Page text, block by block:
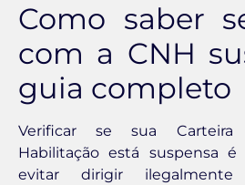
Como saber
com a CNH
guia completo
Verificar se sua Carteira
Habilitação está suspensa é
evitar dirigir